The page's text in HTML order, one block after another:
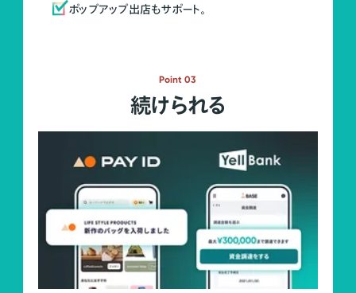
ポップアップ出店もサポート。
Point 03
続けられる